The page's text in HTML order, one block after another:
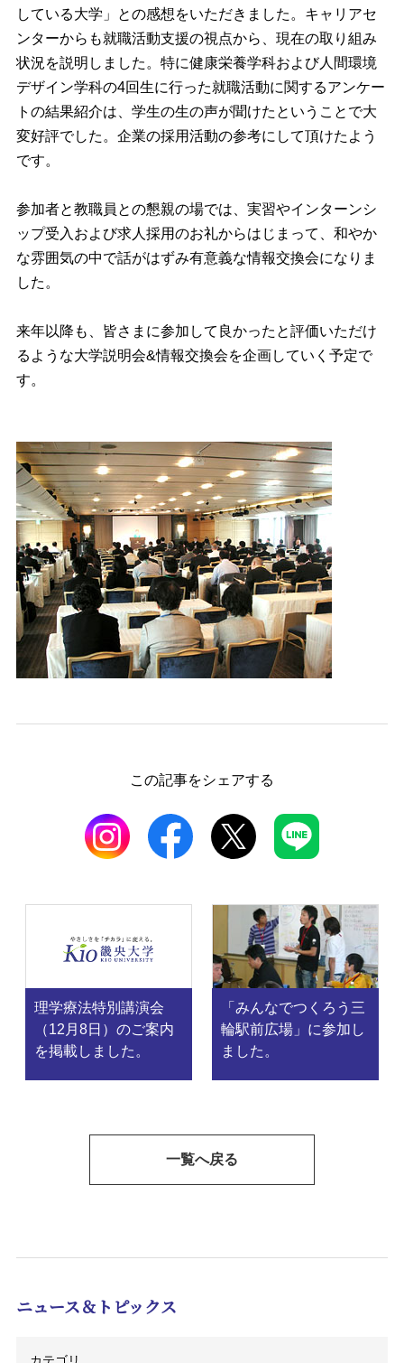
している大学」との感想をいただきました。キャリアセ
ンターからも就職活動支援の視点から、現在の取り組み
状況を説明しました。特に健康栄養学科および人間環境
デザイン学科の4回生に行った就職活動に関するアンケー
トの結果紹介は、学生の生の声が聞けたということで大
変好評でした。企業の採用活動の参考にして頂けたよう
です。
参加者と教職員との懇親の場では、実習やインターンシ
ップ受入および求人採用のお礼からはじまって、和やか
な雰囲気の中で話がはずみ有意義な情報交換会になりま
した。
来年以降も、皆さまに参加して良かったと評価いただけ
るような大学説明会&情報交換会を企画していく予定で
す。
この記事をシェアする
「みんなでつくろう三
輪駅前広場」に参加し
ました。
理学療法特別講演会
（12月8日）のご案内
を掲載しました。
一覧へ戻る
ニュース＆トピックス